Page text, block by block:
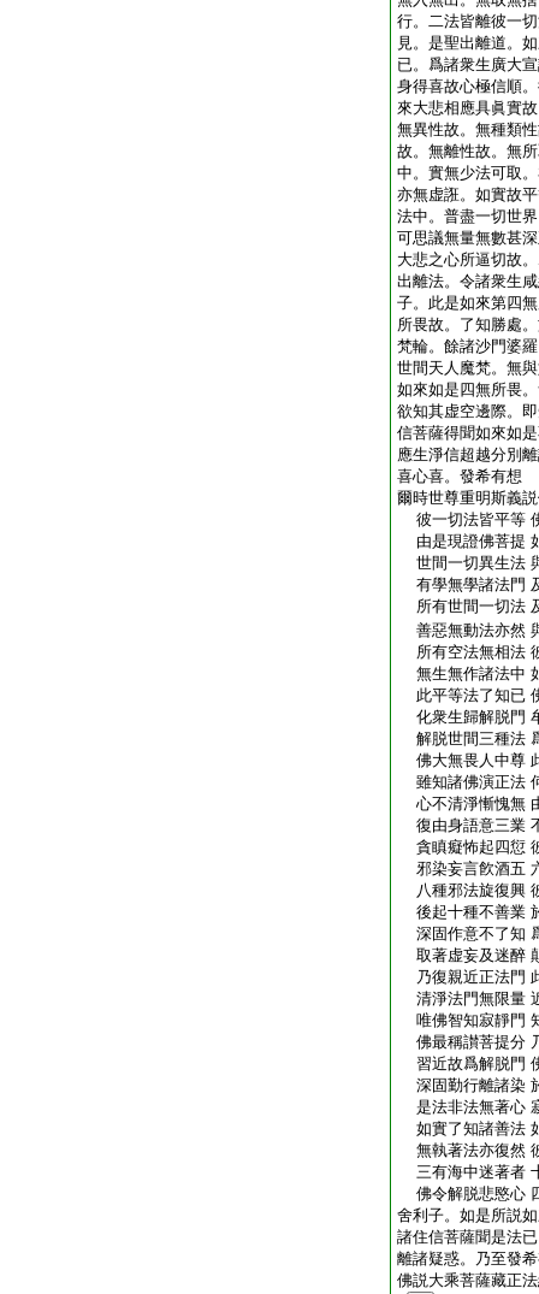
行。二法皆離彼一
見。是聖出離道。
已。爲諸衆生廣大
身得喜故心極信順
來大悲相應具眞實
無異性故。無種類
故。無離性故。無
中。實無少法可取
亦無虚誑。如實故
法中。普盡一切世
可思議無量無數甚
大悲之心所逼切故
出離法。令諸衆生
子。此是如來第四
所畏故。了知勝處
梵輪。餘諸沙門婆
世間天人魔梵。無
如來如是四無所畏
欲知其虚空邊際。
信菩薩得聞如來如
應生淨信超越分別
喜心喜。發希有想
爾時世尊重明斯義
彼一切法皆平等
由是現證佛菩提
世間一切異生法
有學無學諸法門
所有世間一切法
善惡無動法亦然
所有空法無相法
無生無作諸法中
此平等法了知已
化衆生歸解脱門
解脱世間三種法
佛大無畏人中尊
雖知諸佛演正法
心不清淨慚愧無
復由身語意三業
貪瞋癡怖起四愆
邪染妄言飮酒五
八種邪法旋復興
後起十種不善業
深固作意不了知
取著虚妄及迷醉
乃復親近正法門
清淨法門無限量
唯佛智知寂靜門
佛最稱讃菩提分
習近故爲解脱門
深固勤行離諸染
是法非法無著心
如實了知諸善法
無執著法亦復然
三有海中迷著者
佛令解脱悲愍心
舍利子。如是所説
諸住信菩薩聞是法
離諸疑惑。乃至發
佛説大乘菩薩藏正